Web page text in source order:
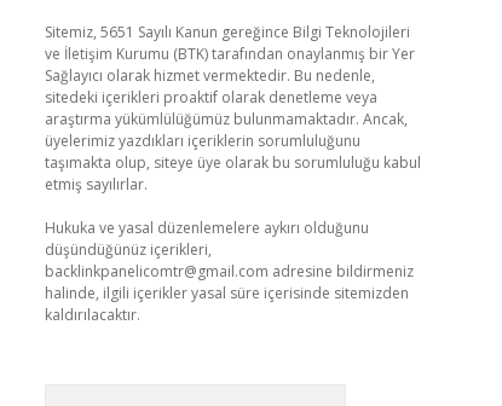
Sitemiz, 5651 Sayılı Kanun gereğince Bilgi Teknolojileri
ve İletişim Kurumu (BTK) tarafından onaylanmış bir Yer
Sağlayıcı olarak hizmet vermektedir. Bu nedenle,
sitedeki içerikleri proaktif olarak denetleme veya
araştırma yükümlülüğümüz bulunmamaktadır. Ancak,
üyelerimiz yazdıkları içeriklerin sorumluluğunu
taşımakta olup, siteye üye olarak bu sorumluluğu kabul
etmiş sayılırlar.
Hukuka ve yasal düzenlemelere aykırı olduğunu
düşündüğünüz içerikleri,
backlinkpanelicomtr@gmail.com adresine bildirmeniz
halinde, ilgili içerikler yasal süre içerisinde sitemizden
kaldırılacaktır.